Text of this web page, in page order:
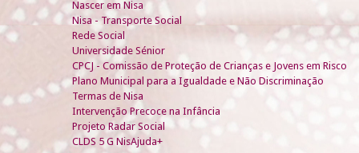
Nascer em Nisa
Nisa - Transporte Social
Rede Social
Universidade Sénior
CPCJ - Comissão de Proteção de Crianças e Jovens em Risco
Plano Municipal para a Igualdade e Não Discriminação
Termas de Nisa
Intervenção Precoce na Infância
Projeto Radar Social
CLDS 5 G NisAjuda+